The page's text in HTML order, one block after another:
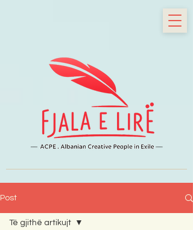
Post
Të gjithë artikujt